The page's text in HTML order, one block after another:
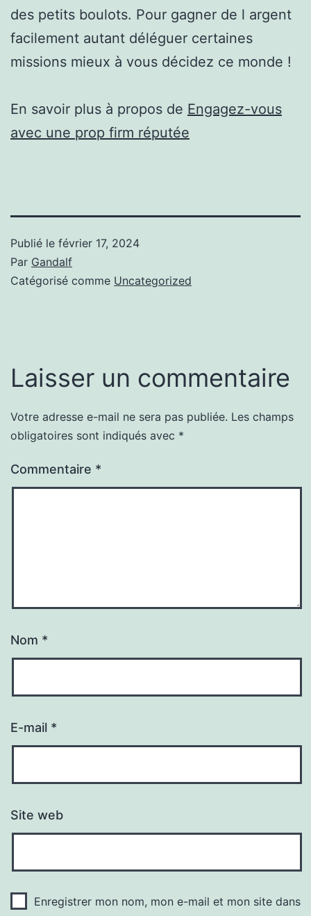
des petits boulots. Pour gagner de l argent
facilement autant déléguer certaines
missions mieux à vous décidez ce monde !
En savoir plus à propos de Engagez-vous
avec une prop firm réputée
Publié le février 17, 2024
Par Gandalf
Catégorisé comme Uncategorized
Laisser un commentaire
Votre adresse e-mail ne sera pas publiée. Les champs
obligatoires sont indiqués avec *
Commentaire *
Nom *
E-mail *
Site web
Enregistrer mon nom, mon e-mail et mon site dans